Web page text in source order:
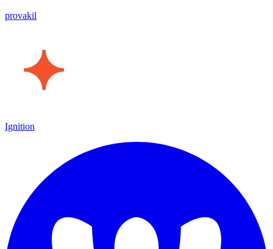
provakil
Ignition